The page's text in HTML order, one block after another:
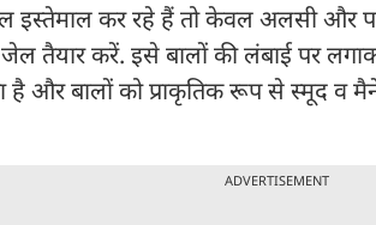
कर रहे हैं तो केवल अलसी और
तैयार करें. इसे बालों की लंबाई पर
है और बालों को प्राकृतिक रूप से स्मूद व
ADVERTISEMENT